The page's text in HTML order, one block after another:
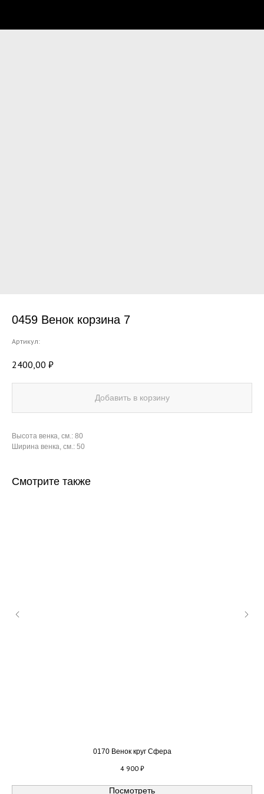
0459 Венок корзина 7
Артикул:
2400,00 ₽
Добавить в корзину
Высота венка, см.: 80
Ширина венка, см.: 50
Смотрите также
0170 Венок круг Сфера
4 900 ₽
Посмотреть